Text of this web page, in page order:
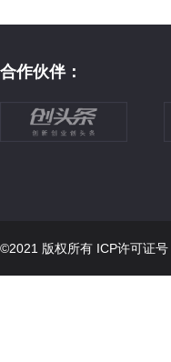
合作伙伴：
©2021 版权所有 ICP许可证号